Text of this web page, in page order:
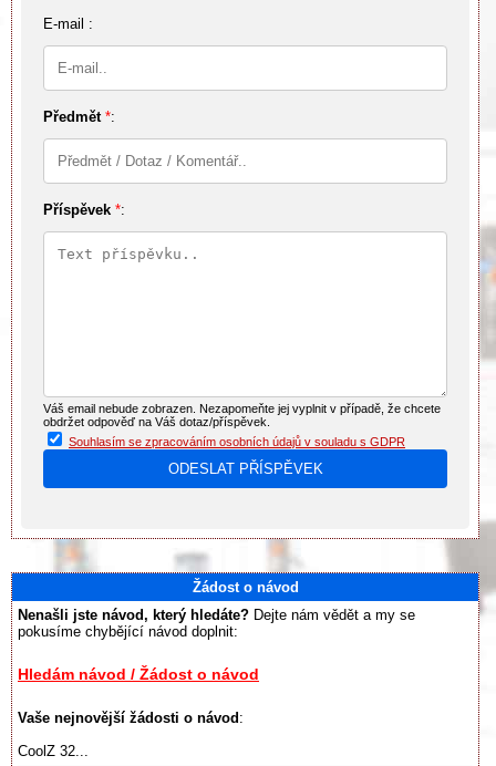
E-mail :
Předmět *:
Příspěvek *:
Váš email nebude zobrazen. Nezapomeňte jej vyplnit v případě, že chcete
obdržet odpověď na Váš dotaz/příspěvek.
Souhlasím se zpracováním osobních údajů v souladu s GDPR
Žádost o návod
Nenašli jste návod, který hledáte? Dejte nám vědět a my se
pokusíme chybějící návod doplnit:
Hledám návod / Žádost o návod
Vaše nejnovější žádosti o návod :
CoolZ 32...